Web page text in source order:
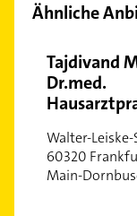
Oberrad
Preungesheim
Rödelheim
Riederwald
Sachsenhausen
Schwanheim
Ähnliche
Tajdivand
Dr.med.
Walter-Leiske-
60320
Main-